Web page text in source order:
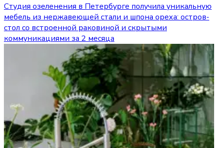
Студия озеленения в Петербурге получила уникальную
мебель из нержавеющей стали и шпона ореха: остров-
стол со встроенной раковиной и скрытыми
коммуникациями за 2 месяца